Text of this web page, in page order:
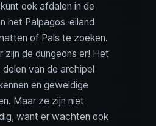
ook afdalen in de
het Palpagos-eiland
of Pals te zoeken.
zijn de dungeons er! Het
van de archipel
en geweldige
Maar ze zijn niet
want er wachten ook